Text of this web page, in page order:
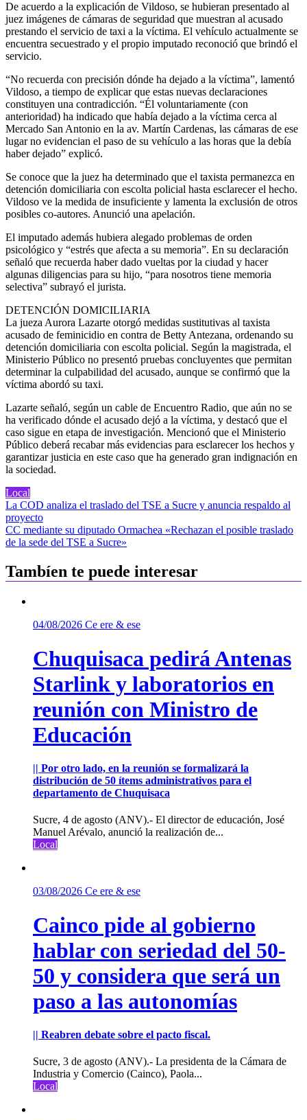
De acuerdo a la explicación de Vildoso, se hubieran presentado al
juez imágenes de cámaras de seguridad que muestran al acusado
prestando el servicio de taxi a la víctima. El vehículo actualmente se
encuentra secuestrado y el propio imputado reconoció que brindó el
servicio.
“No recuerda con precisión dónde ha dejado a la víctima”, lamentó
Vildoso, a tiempo de explicar que estas nuevas declaraciones
constituyen una contradicción. “Él voluntariamente (con
anterioridad) ha indicado que había dejado a la víctima cerca al
Mercado San Antonio en la av. Martín Cardenas, las cámaras de ese
lugar no evidencian el paso de su vehículo a las horas que la debía
haber dejado” explicó.
Se conoce que la juez ha determinado que el taxista permanezca en
detención domiciliaria con escolta policial hasta esclarecer el hecho.
Vildoso ve la medida de insuficiente y lamenta la exclusión de otros
posibles co-autores. Anunció una apelación.
El imputado además hubiera alegado problemas de orden
psicológico y “estrés que afecta a su memoria”. En su declaración
señaló que recuerda haber dado vueltas por la ciudad y hacer
algunas diligencias para su hijo, “para nosotros tiene memoria
selectiva” subrayó el jurista.
DETENCIÓN DOMICILIARIA
La jueza Aurora Lazarte otorgó medidas sustitutivas al taxista
acusado de feminicidio en contra de Betty Antezana, ordenando su
detención domiciliaria con escolta policial. Según la magistrada, el
Ministerio Público no presentó pruebas concluyentes que permitan
determinar la culpabilidad del acusado, aunque se confirmó que la
víctima abordó su taxi.
Lazarte señaló, según un cable de Encuentro Radio, que aún no se
ha verificado dónde el acusado dejó a la víctima, y destacó que el
caso sigue en etapa de investigación. Mencionó que el Ministerio
Público deberá recabar más evidencias para esclarecer los hechos y
garantizar justicia en este caso que ha generado gran indignación en
la sociedad.
Local
Navegación
de
entradas
La COD analiza el traslado del TSE a Sucre y anuncia respaldo al
proyecto
CC mediante su diputado Ormachea «Rechazan el posible traslado
de la sede del TSE a Sucre»
Tambíen te puede interesar
04/08/2026 Ce ere & ese
Chuquisaca pedirá Antenas
Starlink y laboratorios en
reunión con Ministro de
Educación
|| Por otro lado, en la reunión se formalizará la
distribución de 50 ítems administrativos para el
departamento de Chuquisaca
Sucre, 4 de agosto (ANV).- El director de educación, José
Manuel Arévalo, anunció la realización de...
Local
03/08/2026 Ce ere & ese
Cainco pide al gobierno
hablar con seriedad del 50-
50 y considera que será un
paso a las autonomías
|| Reabren debate sobre el pacto fiscal.
Sucre, 3 de agosto (ANV).- La presidenta de la Cámara de
Industria y Comercio (Cainco), Paola...
Local